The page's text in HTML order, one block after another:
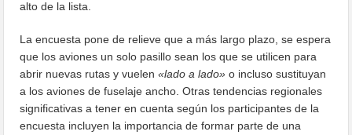
alto de la lista.
La encuesta pone de relieve que a más largo plazo, se espera
que los aviones un solo pasillo sean los que se utilicen para
abrir nuevas rutas y vuelen«lado a lado» o incluso sustituyan
a los aviones de fuselaje ancho. Otras tendencias regionales
significativas a tener en cuenta según los participantes de la
encuesta incluyen la importancia de formar parte de una